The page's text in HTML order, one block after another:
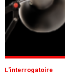
L'interrogatoire